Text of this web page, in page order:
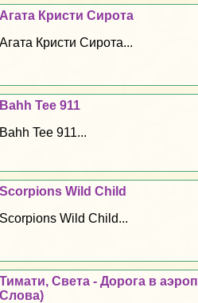
Агата Кристи Сирота
Агата Кристи Сирота...
Bahh Tee 911
Bahh Tee 911...
Scorpions Wild Child
Scorpions Wild Child...
Тимати, Света - Дорога в
Слова)